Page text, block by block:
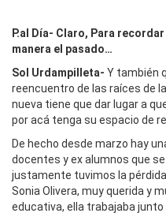
P.al Día- Claro, Para
manera el pasado…
Sol Urdampilleta- Y también
reencuentro de las raíces de
nueva tiene que dar lugar a
por acá tenga su espacio de
De hecho desde marzo hay
docentes y ex alumnos que
justamente tuvimos la
Sonia Olivera, muy querida y
educativa, ella trabajaba